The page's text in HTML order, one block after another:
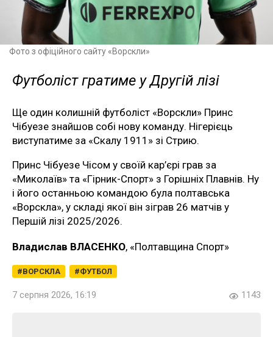
Фото з офіційного сайту «Ворскли»
Футболіст гратиме у Другій лізі
Ще один колишній футболіст «Ворскли» Принс
Чібуезе знайшов собі нову команду. Нігерієць
виступатиме за «Скалу 1911» зі Стрию.
Принс Чібуезе Чісом у своїй кар’єрі грав за
«Миколаїв» та «Гірник-Спорт» з Горішніх Плавнів. Ну
і його останньою командою була полтавська
«Ворскла», у складі якої він зіграв 26 матчів у
Першій лізі 2025/2026.
Владислав ВЛАСЕНКО, «Полтавщина Спорт»
ВОРСКЛА ФУТБОЛ
7 серпня 2026, 16:19 1143